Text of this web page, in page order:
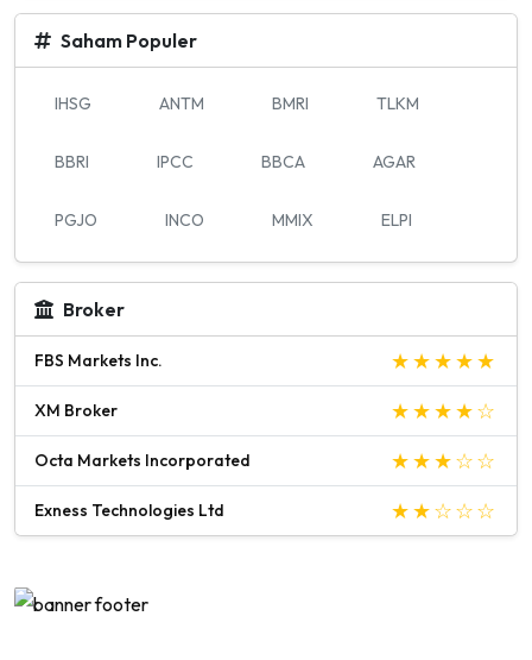
Saham Populer
IHSG ANTM BMRI TLKM
BBRI IPCC BBCA AGAR
PGJO INCO MMIX ELPI
Broker
FBS Markets Inc.
XM Broker
Octa Markets Incorporated
Exness Technologies Ltd